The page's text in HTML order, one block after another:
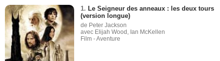
1. Le Seigneur des anneaux : les deux tours
(version longue)
de Peter Jackson
avec Elijah Wood, Ian McKellen
Film - Aventure